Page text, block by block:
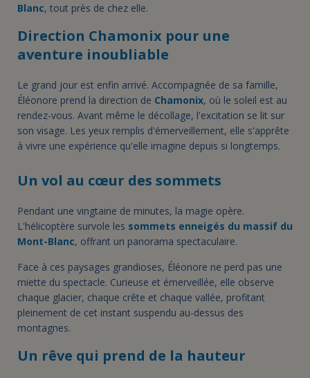
Blanc, tout près de chez elle.
Direction Chamonix pour une
aventure inoubliable
Le grand jour est enfin arrivé. Accompagnée de sa famille,
Éléonore prend la direction de Chamonix, où le soleil est au
rendez-vous. Avant même le décollage, l'excitation se lit sur
son visage. Les yeux remplis d'émerveillement, elle s'apprête
à vivre une expérience qu'elle imagine depuis si longtemps.
Un vol au cœur des sommets
Pendant une vingtaine de minutes, la magie opère.
L'hélicoptère survole les sommets enneigés du massif du
Mont-Blanc, offrant un panorama spectaculaire.
Face à ces paysages grandioses, Éléonore ne perd pas une
miette du spectacle. Curieuse et émerveillée, elle observe
chaque glacier, chaque crête et chaque vallée, profitant
pleinement de cet instant suspendu au-dessus des
montagnes.
Un rêve qui prend de la hauteur